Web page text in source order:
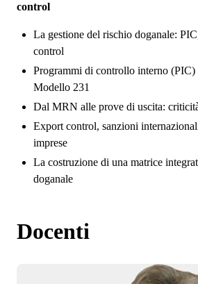
control
La gestione del rischio doganale:
control
Programmi di controllo interno (PIC)
Modello 231
Dal MRN alle prove di uscita:
Export control, sanzioni
imprese
La costruzione di una matrice
doganale
Docenti